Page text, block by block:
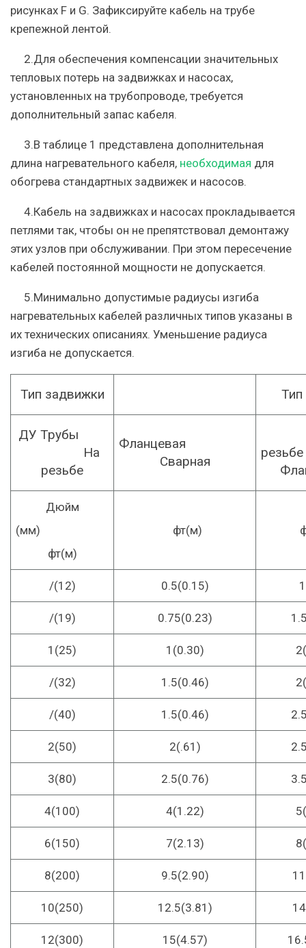
рисунках F и G. Зафиксируйте кабель на трубе
крепежной лентой.
2.Для обеспечения компенсации значительных
тепловых потерь на задвижках и насосах,
установленных на трубопроводе, требуется
дополнительный запас кабеля.
3.В таблице 1 представлена дополнительная
длина нагревательного кабеля, необходимая для
обогрева стандартных задвижек и насосов.
4.Кабель на задвижках и насосах прокладывается
петлями так, чтобы он не препятствовал демонтажу
этих узлов при обслуживании. При этом пересечение
кабелей постоянной мощности не допускается.
5.Минимально допустимые радиусы изгиба
нагревательных кабелей различных типов указаны в
их технических описаниях. Уменьшение радиуса
изгиба не допускается.
Тип задвижки Тип
ДУ Трубы
На
резьбе
Фланцевая
Сварная
Дюйм
(мм)
фт(м)
фт(м)
/(12) 0.5(0.15)
/(19) 0.75(0.23)
1 (25) 1(0.30)
/(32) 1.5(0.46)
/(40) 1.5(0.46)
2(50) 2(.61)
3(80) 2.5(0.76)
4(100) 4(1.22)
6(150) 7(2.13)
8(200) 9.5(2.90)
10(250) 12.5(3.81)
12(300) 15(4.57)